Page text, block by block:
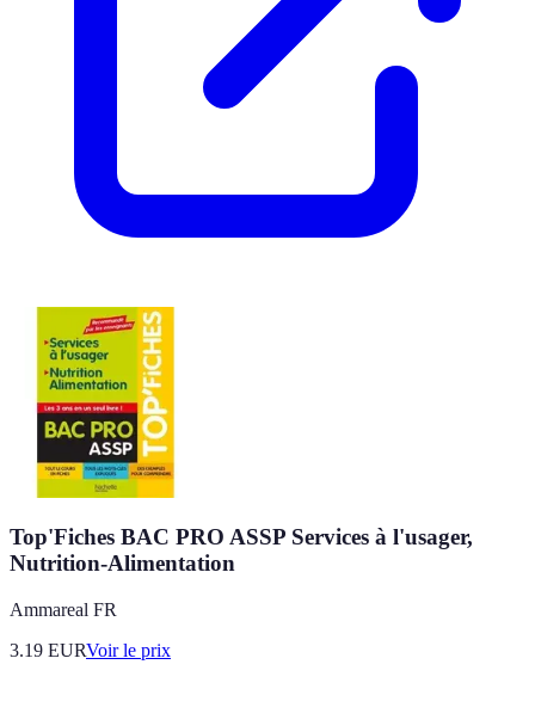
Top'Fiches BAC PRO ASSP Services à l'usager,
Nutrition-Alimentation
Ammareal FR
3.19 EURVoir le prix